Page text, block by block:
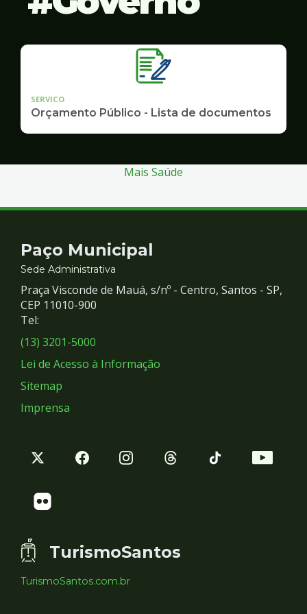
SERVICO
Orçamento Público - Lista de documentos
Mais Saúde
Contato
e
Redes
Sociais
Paço Municipal
Sede Administrativa
Praça Visconde de Mauá, s/nº - Centro, Santos - SP,
CEP 11010-900
Tel:
(13) 3201-5000
Lei de Acesso à Informação
Sitemap
Imprensa
TurismoSantos
TurismoSantos.com.br